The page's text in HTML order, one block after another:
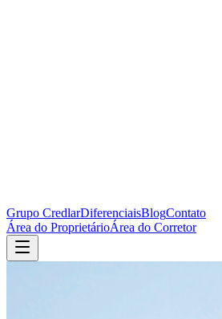
Grupo CredlarDiferenciaisBlogContato
Área do ProprietárioÁrea do Corretor